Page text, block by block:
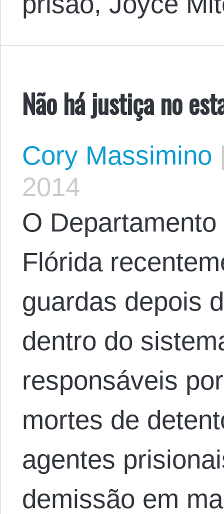
Não há justiça no
Cory Massimino
2014
O
Flórida
guardas depois
dentro do
responsáveis
mortes de
agentes
demissão em